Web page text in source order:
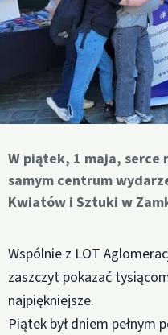
W piątek, 1 maja, serce
samym centrum
Kwiatów i Sztuki w
Wspólnie z LOT
zaszczyt pokazać
najpiękniejsze.
Piątek był dniem pełnym